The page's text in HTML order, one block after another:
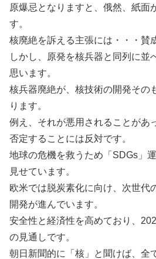
原爆忌となりますと、俄然、紙面
す。
核廃絶を訴える主張には・・・賛
しかし、原発を核兵器と同列に並
思います。
核兵器廃絶が、核技術の開発その
ります。
例え、それが悪用されることがあ
否定することには反対です。
地球の危機を救うため「SDGs」
見せています。
欧米では脱炭素化に向け、次世代
開発が進んでいます。
安全性と経済性を高めており、
の見通しです。
朝日新聞的に「核」と聞けば、全